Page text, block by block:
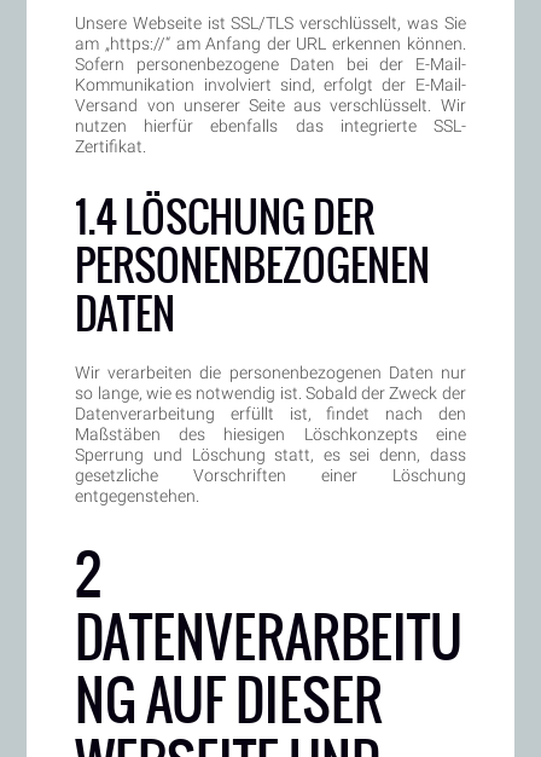
Unsere Webseite ist SSL/TLS verschlüsselt, was Sie
am „https://“ am Anfang der URL erkennen können.
Sofern personenbezogene Daten bei der E-Mail-
Kommunikation involviert sind, erfolgt der E-Mail-
Versand von unserer Seite aus verschlüsselt. Wir
nutzen hierfür ebenfalls das integrierte SSL-
Zertifikat.
1.4 LÖSCHUNG DER
PERSONENBEZOGENEN
DATEN
Wir verarbeiten die personenbezogenen Daten nur
so lange, wie es notwendig ist. Sobald der Zweck der
Datenverarbeitung erfüllt ist, findet nach den
Maßstäben des hiesigen Löschkonzepts eine
Sperrung und Löschung statt, es sei denn, dass
gesetzliche Vorschriften einer Löschung
entgegenstehen.
2
DATENVERARBEITU
NG AUF DIESER